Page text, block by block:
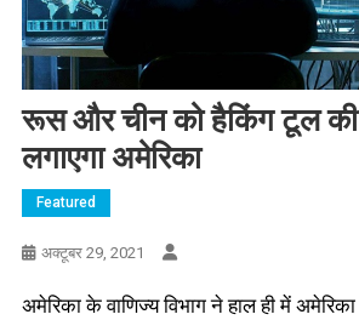
रूस और चीन को हैकिंग टूल की
लगाएगा अमेरिका
Featured
अक्टूबर 29, 2021
अमेरिका के वाणिज्य विभाग ने हाल ही में